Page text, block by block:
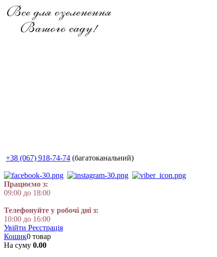
+38 (067) 918-74-74 (багатоканальний)
Працюємо з:
09:00 до 18:00
Телефонуйте у робочі дні з:
10:00 до 16:00
Увійти Реєстрація
Кошик0 товар
На суму 0.00